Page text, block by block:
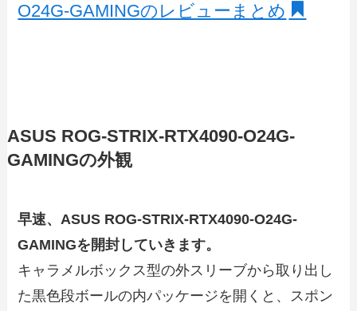
O24G-GAMINGのレビューまとめ
ASUS ROG-STRIX-RTX4090-O24G-
GAMINGの外観
早速、ASUS ROG-STRIX-RTX4090-O24G-
GAMINGを開封していきます。
キャラメルボックス型の外スリーブから取り出し
た黒色段ボールの内パッケージを開くと、スポン